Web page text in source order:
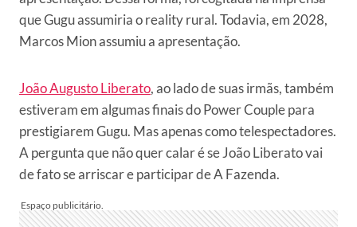
que Gugu assumiria o reality rural. Todavia, em 2028,
Marcos Mion assumiu a apresentação.
João Augusto Liberato, ao lado de suas irmãs, também
estiveram em algumas finais do Power Couple para
prestigiarem Gugu. Mas apenas como telespectadores.
A pergunta que não quer calar é se João Liberato vai
de fato se arriscar e participar de A Fazenda.